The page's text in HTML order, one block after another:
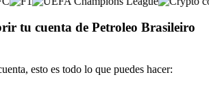
tu cuenta de Petroleo Brasileiro
esto es todo lo que puedes hacer: